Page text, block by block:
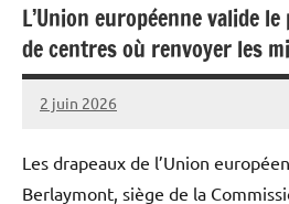
L’Union européenne valide
de centres où renvoyer les
2 juin 2026
Admins
Les drapeaux de l’Union
Berlaymont, siège de la